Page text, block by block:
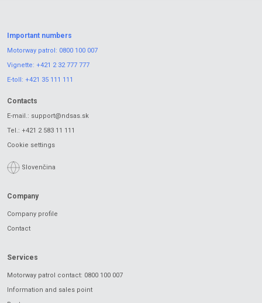
Important numbers
Motorway patrol: 0800 100 007
Vignette: +421 2 32 777 777
E-toll: +421 35 111 111
Contacts
E-mail.: support@ndsas.sk
Tel.: +421 2 583 11 111
Cookie settings
Slovenčina
Company
Company profile
Contact
Services
Motorway patrol contact: 0800 100 007
Information and sales point